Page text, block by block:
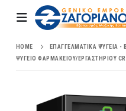
HOME ΕΠΑΓΓΕΛΜΑΤΙΚΆ ΨΥΓΕΊΑ -
ΨΥΓΕΊΟ ΦΑΡΜΑΚΕΊΟΥ/ΕΡΓΑΣΤΗΡΊΟΥ CR